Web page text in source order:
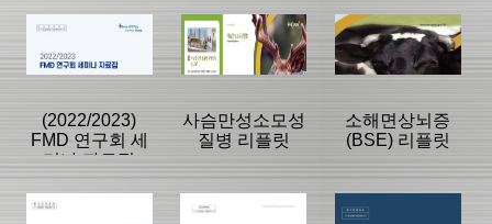
분류명 : 단행본
|
2024/01/24
의 개인피폭선
량 연보(2022)
분류명 : 단행본
|
2024/01/15
분류명 : 단행본
2024/01/10
(2022/2023)
FMD 연구회 세
미나 자료집
분류명 : 단행본
사슴만성소모성
질병 리플릿
분류명 : 팜플렛
소해면상뇌증
(BSE) 리플릿
분류명 : 팜플렛